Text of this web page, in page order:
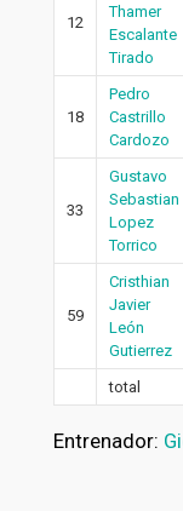
12
Thamer
Escalante
Tirado
18
Pedro
Castrillo
Cardozo
33
Gustavo
Sebastian
Lopez
Torrico
59
Cristhian
Javier
León
Gutierrez
total
Entrenador: